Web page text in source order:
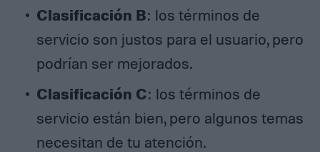
Clasificación B: los términos de
servicio son justos para el usuario, pero
podrían ser mejorados.
Clasificación C: los términos de
servicio están bien, pero algunos temas
necesitan de tu atención.